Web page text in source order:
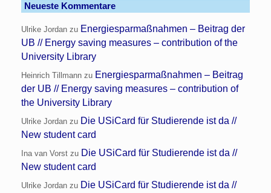
Neueste Kommentare
Ulrike Jordan zu Energiesparmaßnahmen – Beitrag der
UB // Energy saving measures – contribution of the
University Library
Heinrich Tillmann zu Energiesparmaßnahmen – Beitrag
der UB // Energy saving measures – contribution of
the University Library
Ulrike Jordan zu Die USiCard für Studierende ist da //
New student card
Ina van Vorst zu Die USiCard für Studierende ist da //
New student card
Ulrike Jordan zu Die USiCard für Studierende ist da //